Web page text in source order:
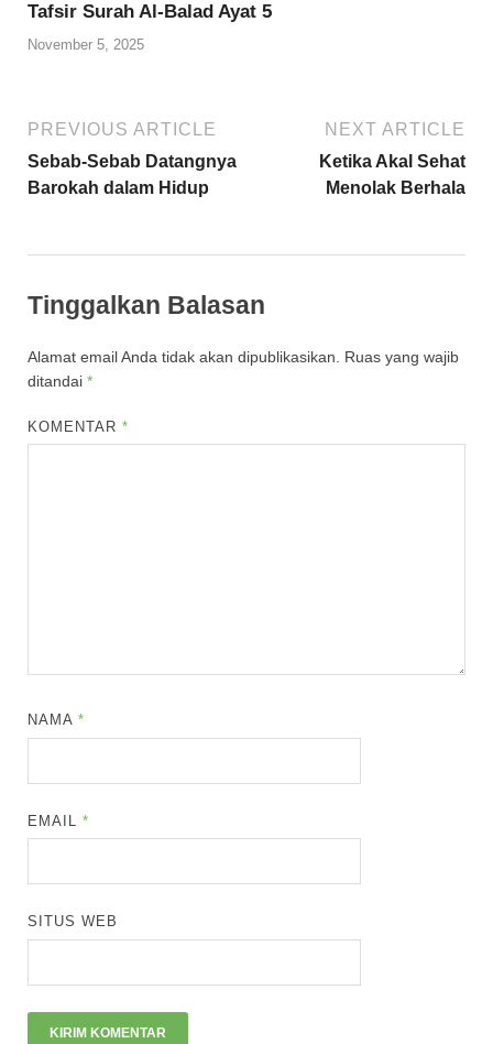
Tafsir Surah Al-Balad Ayat 5
November 5, 2025
PREVIOUS ARTICLE
Sebab-Sebab Datangnya
Barokah dalam Hidup
NEXT ARTICLE
Ketika Akal Sehat
Menolak Berhala
Tinggalkan Balasan
Alamat email Anda tidak akan dipublikasikan.
Ruas yang wajib
ditandai *
KOMENTAR*
NAMA*
EMAIL*
SITUS WEB